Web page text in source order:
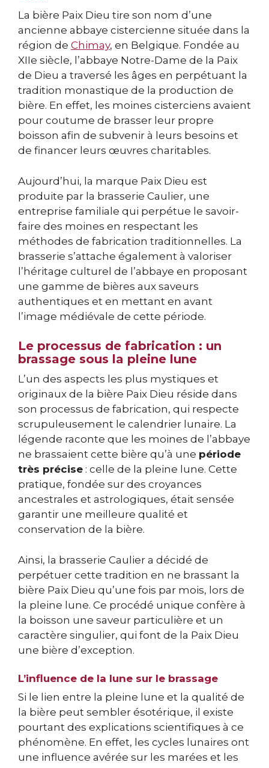
La bière Paix Dieu tire son nom d’une
ancienne abbaye cistercienne située dans la
région de Chimay, en Belgique. Fondée au
XIIe siècle, l’abbaye Notre-Dame de la Paix
de Dieu a traversé les âges en perpétuant la
tradition monastique de la production de
bière. En effet, les moines cisterciens avaient
pour coutume de brasser leur propre
boisson afin de subvenir à leurs besoins et
de financer leurs œuvres charitables.
Aujourd’hui, la marque Paix Dieu est
produite par la brasserie Caulier, une
entreprise familiale qui perpétue le savoir-
faire des moines en respectant les
méthodes de fabrication traditionnelles. La
brasserie s’attache également à valoriser
l’héritage culturel de l’abbaye en proposant
une gamme de bières aux saveurs
authentiques et en mettant en avant
l’image médiévale de cette période.
Le processus de fabrication : un
brassage sous la pleine lune
L’un des aspects les plus mystiques et
originaux de la bière Paix Dieu réside dans
son processus de fabrication, qui respecte
scrupuleusement le calendrier lunaire. La
légende raconte que les moines de l’abbaye
ne brassaient cette bière qu’à une période
très précise : celle de la pleine lune. Cette
pratique, fondée sur des croyances
ancestrales et astrologiques, était sensée
garantir une meilleure qualité et
conservation de la bière.
Ainsi, la brasserie Caulier a décidé de
perpétuer cette tradition en ne brassant la
bière Paix Dieu qu’une fois par mois, lors de
la pleine lune. Ce procédé unique confère à
la boisson une saveur particulière et un
caractère singulier, qui font de la Paix Dieu
une bière d’exception.
L’influence de la lune sur le brassage
Si le lien entre la pleine lune et la qualité de
la bière peut sembler ésotérique, il existe
pourtant des explications scientifiques à ce
phénomène. En effet, les cycles lunaires ont
une influence avérée sur les marées et les